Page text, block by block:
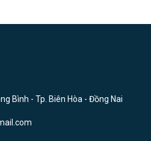
Bình - Tp. Biên Hòa - Đồng Nai